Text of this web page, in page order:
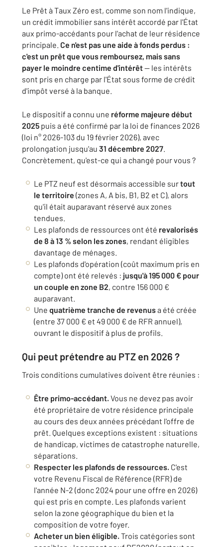
Le Prêt à Taux Zéro est, comme son nom l'indique,
un crédit immobilier sans intérêt accordé par l'État
aux primo-accédants pour l'achat de leur résidence
principale. Ce n'est pas une aide à fonds perdus :
c'est un prêt que vous remboursez, mais sans
payer le moindre centime d'intérêt— les intérêts
sont pris en charge par l'État sous forme de crédit
d'impôt versé à la banque.
Le dispositif a connu une réforme majeure début
2025 puis a été confirmé par la loi de finances 2026
(loi n° 2026-103 du 19 février 2026), avec
prolongation jusqu'au 31 décembre 2027.
Concrètement, qu'est-ce qui a changé pour vous ?
Le PTZ neuf est désormais accessible surtout
le territoire (zones A, A bis, B1, B2 et C), alors
qu'il était auparavant réservé aux zones
tendues.
Les plafonds de ressources ont été revalorisés
de 8 à 13 % selon les zones, rendant éligibles
davantage de ménages.
Les plafonds d'opération (coût maximum pris en
compte) ont été relevés : jusqu'à 195 000 € pour
un couple en zone B2, contre 156 000 €
auparavant.
Une quatrième tranche de revenusa été créée
(entre 37 000 € et 49 000 € de RFR annuel),
ouvrant le dispositif à plus de profils.
Qui peut prétendre au PTZ en 2026 ?
Trois conditions cumulatives doivent être réunies :
Être primo-accédant.Vous ne devez pas avoir
été propriétaire de votre résidence principale
au cours des deux années précédant l'offre de
prêt. Quelques exceptions existent : situations
de handicap, victimes de catastrophe naturelle,
séparations.
Respecter les plafonds de ressources. C'est
votre Revenu Fiscal de Référence (RFR) de
l'année N-2 (donc 2024 pour une offre en 2026)
qui est pris en compte. Les plafonds varient
selon la zone géographique du bien et la
composition de votre foyer.
Acheter un bien éligible.Trois catégories sont